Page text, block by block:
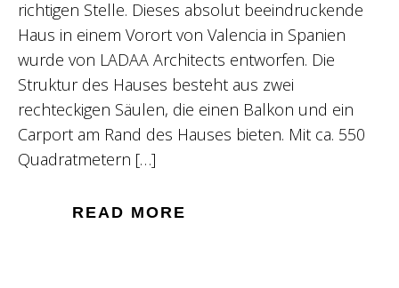
richtigen Stelle. Dieses absolut beeindruckende
Haus in einem Vorort von Valencia in Spanien
wurde von LADAA Architects entworfen. Die
Struktur des Hauses besteht aus zwei
rechteckigen Säulen, die einen Balkon und ein
Carport am Rand des Hauses bieten. Mit ca. 550
Quadratmetern […]
READ MORE